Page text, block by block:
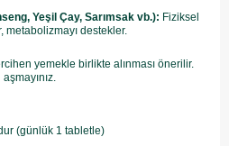
Yeşil Çay, Sarımsak vb.): Fiziksel
metabolizmayı destekler.
yemekle birlikte alınması önerilir.
(günlük 1 tabletle)